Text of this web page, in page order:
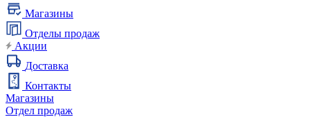
Магазины
Отделы продаж
Акции
Доставка
Контакты
Магазины
Отдел продаж